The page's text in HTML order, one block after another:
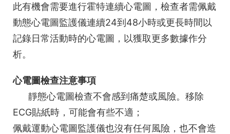
此有機會需要進行霍特連續心電圖，檢查者需佩戴
動態心電圖監護儀連續24到48小時或更長時間以
記錄日常活動時的心電圖，以獲取更多數據作分
析。
心電圖檢查注意事項
靜態心電圖檢查不會感到痛楚或風險。移除
ECG貼紙時，可能會有些不適；
佩戴運動心電圖監護儀也沒有任何風險，也不會造